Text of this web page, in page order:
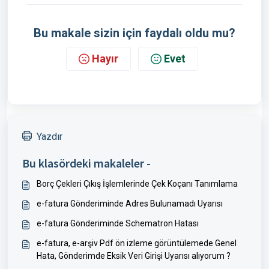
Bu makale sizin için faydalı oldu mu?
Hayır Evet
Yazdır
Bu klasördeki makaleler -
Borç Çekleri Çıkış İşlemlerinde Çek Koçanı Tanımlama
e-fatura Gönderiminde Adres Bulunamadı Uyarısı
e-fatura Gönderiminde Schematron Hatası
e-fatura, e-arşiv Pdf ön izleme görüntülemede Genel
Hata, Gönderimde Eksik Veri Girişi Uyarısı alıyorum ?